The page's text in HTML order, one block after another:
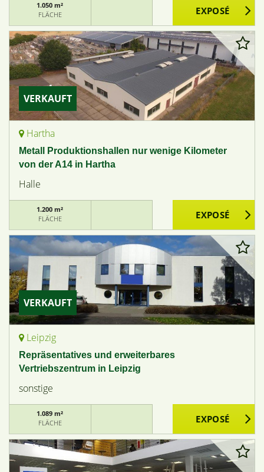
1.050 m²
FLÄCHE
VERKAUFT
Hartha
Metall Produktionshallen nur wenige Kilometer
von der A14 in Hartha
Halle
1.200 m²
FLÄCHE
VERKAUFT
Leipzig
Repräsentatives und erweiterbares
Vertriebszentrum in Leipzig
sonstige
1.089 m²
FLÄCHE